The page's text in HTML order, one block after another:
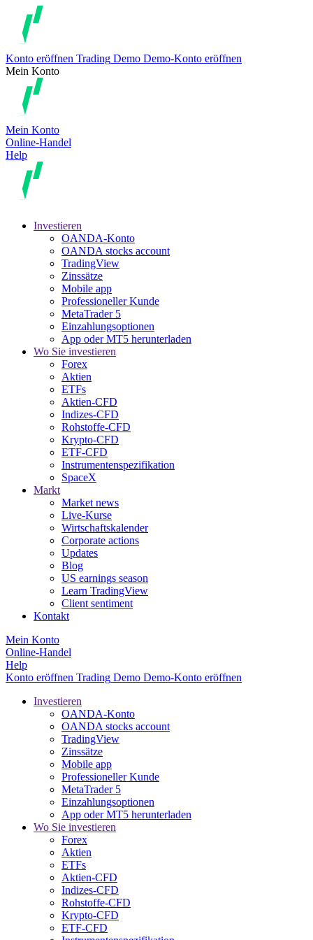
Konto eröffnen Trading Demo Demo-Konto eröffnen
Mein Konto
Mein Konto
Online-Handel
Help
Investieren
OANDA-Konto
OANDA stocks account
TradingView
Zinssätze
Mobile app
Professioneller Kunde
MetaTrader 5
Einzahlungsoptionen
App oder MT5 herunterladen
Wo Sie investieren
Forex
Aktien
ETFs
Aktien-CFD
Indizes-CFD
Rohstoffe-CFD
Krypto-CFD
ETF-CFD
Instrumentenspezifikation
SpaceX
Markt
Market news
Live-Kurse
Wirtschaftskalender
Corporate actions
Updates
Blog
US earnings season
Learn TradingView
Client sentiment
Kontakt
Mein Konto
Online-Handel
Help
Konto eröffnen Trading Demo Demo-Konto eröffnen
Investieren
OANDA-Konto
OANDA stocks account
TradingView
Zinssätze
Mobile app
Professioneller Kunde
MetaTrader 5
Einzahlungsoptionen
App oder MT5 herunterladen
Wo Sie investieren
Forex
Aktien
ETFs
Aktien-CFD
Indizes-CFD
Rohstoffe-CFD
Krypto-CFD
ETF-CFD